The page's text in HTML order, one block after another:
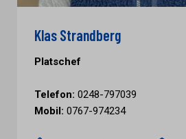
Klas Strandberg
Platschef
Telefon: 0248-797039
Mobil: 0767-974234